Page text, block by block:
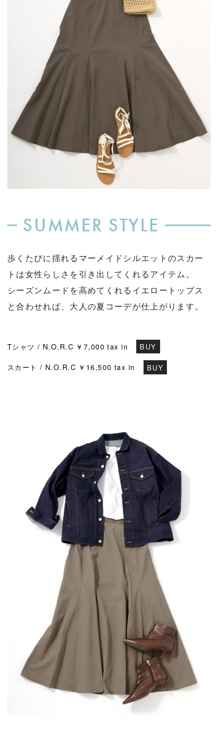
SUMMER STYLE
歩くたびに揺れるマーメイドシルエットのスカー
トは女性らしさを引き出してくれるアイテム。
シーズンムードを高めてくれるイエロートップス
と合わせれば、大人の夏コーデが仕上がります。
Tシャツ / N.O.R.C ￥7,000 tax in BUY
スカート / N.O.R.C ￥16,500 tax in BUY